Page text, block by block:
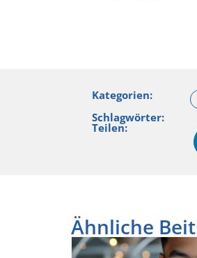
Kategorien:
Schlagwörter:
Teilen:
Ähnliche